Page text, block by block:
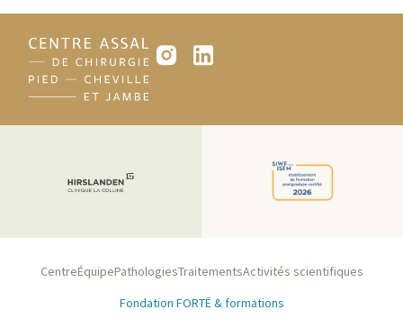
CentreÉquipePathologiesTraitementsActivités scientifiques
Fondation FORTĒ & formations